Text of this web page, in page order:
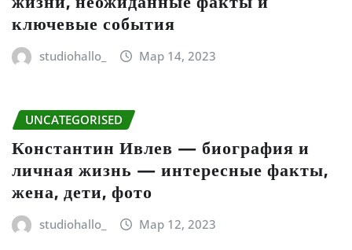
ключевые события
studiohallo_ Мар 14, 2023
UNCATEGORISED
Константин Ивлев — биография и
личная жизнь — интересные факты,
жена, дети, фото
studiohallo_ Мар 12, 2023